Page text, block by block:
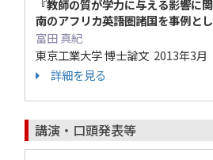
『教師の質が学力に与える影響に
南のアフリカ英語圏諸国を事例とし
富田 真紀
東京工業大学 博士論文 2013年3月
詳細を見る
講演・口頭発表等